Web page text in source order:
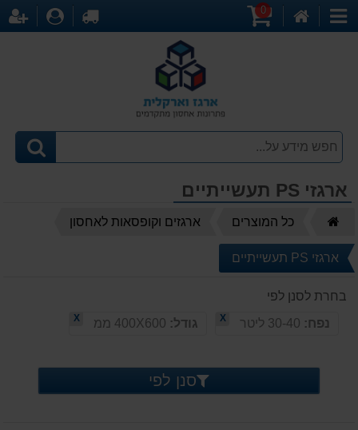
קטגוריות
0
לקופה
ארגזי PS תעשייתיים
כל המוצרים ארגזים וקופסאות לאחסון
ארגזי PS תעשייתיים
בחרת לסנן לפי
נפח:
X גודל: X
סנן לפי